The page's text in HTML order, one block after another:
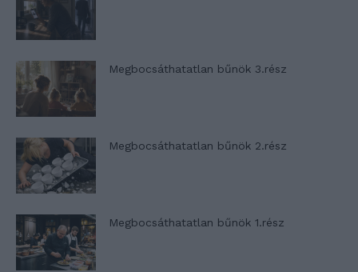
Megbocsáthatatlan bűnök 3.rész
Megbocsáthatatlan bűnök 2.rész
Megbocsáthatatlan bűnök 1.rész